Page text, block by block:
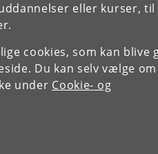
eller kurser, til
cookies, som kan blive
Du kan selv vælge om
under Cookie- og